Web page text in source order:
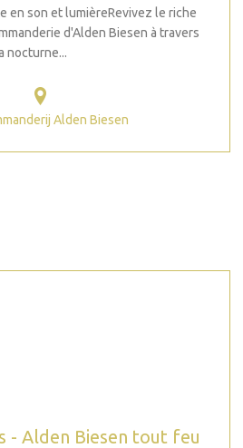
en son et lumièreRevivez le riche
d'Alden Biesen à travers
nocturne...
Alden Biesen
- Alden Biesen tout feu